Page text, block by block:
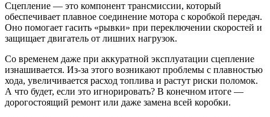
Сцепление — это компонент трансмиссии, который
обеспечивает плавное соединение мотора с коробкой передач.
Оно помогает гасить «рывки» при переключении скоростей и
защищает двигатель от лишних нагрузок.
Со временем даже при аккуратной эксплуатации сцепление
изнашивается. Из-за этого возникают проблемы с плавностью
хода, увеличивается расход топлива и растут риски поломок.
А что будет, если это игнорировать? В конечном итоге —
дорогостоящий ремонт или даже замена всей коробки.